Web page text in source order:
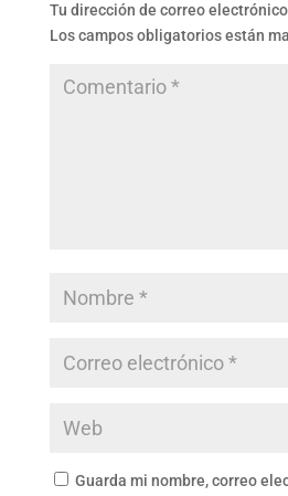
Tu dirección de correo
Los campos obligatorios están
Guarda mi nombre, correo